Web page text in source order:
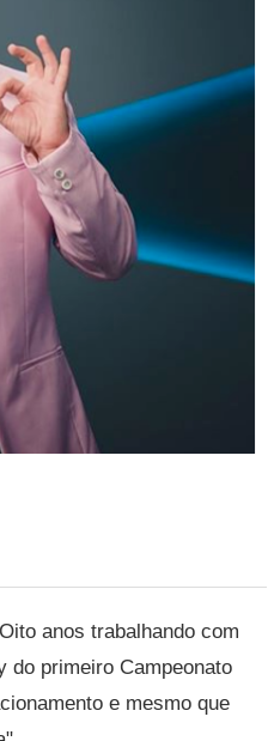
anos trabalhando com
do primeiro Campeonato
e mesmo que